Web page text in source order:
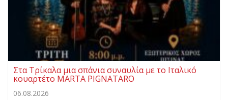
Στα Τρίκαλα μια σπάνια συναυλία με το Ιταλικό
κουαρτέτο MARTA PIGNATARO
06.08.2026